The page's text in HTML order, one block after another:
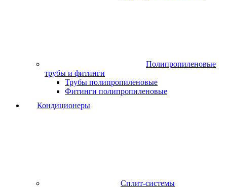
Полипропиленовые
трубы и фитинги
Трубы полипропиленовые
Фитинги полипропиленовые
Кондиционеры
Сплит-системы